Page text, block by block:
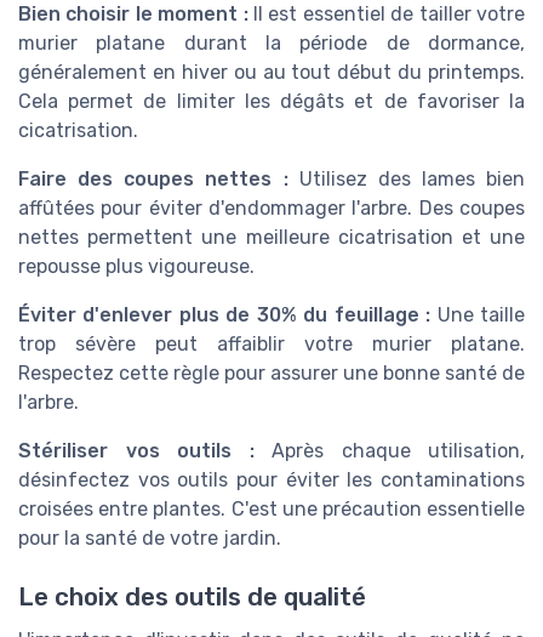
Bien choisir le moment :Il est essentiel de tailler votre
murier platane durant la période de dormance,
généralement en hiver ou au tout début du printemps.
Cela permet de limiter les dégâts et de favoriser la
cicatrisation.
Faire des coupes nettes :Utilisez des lames bien
affûtées pour éviter d'endommager l'arbre. Des coupes
nettes permettent une meilleure cicatrisation et une
repousse plus vigoureuse.
Éviter d'enlever plus de 30% du feuillage : Une taille
trop sévère peut affaiblir votre murier platane.
Respectez cette règle pour assurer une bonne santé de
l'arbre.
Stériliser vos outils :Après chaque utilisation,
désinfectez vos outils pour éviter les contaminations
croisées entre plantes. C'est une précaution essentielle
pour la santé de votre jardin.
Le choix des outils de qualité